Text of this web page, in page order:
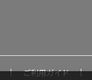
ご利用ガイド